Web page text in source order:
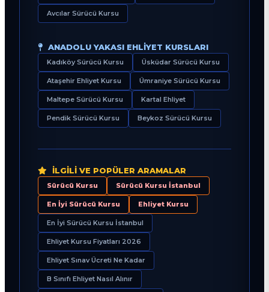
Avcılar Sürücü Kursu
ANADOLU YAKASI EHLIYET KURSLARI
Kadıköy Sürücü Kursu Üsküdar Sürücü Kursu
Ataşehir Ehliyet Kursu Ümraniye Sürücü Kursu
Maltepe Sürücü Kursu Kartal Ehliyet
Pendik Sürücü Kursu Beykoz Sürücü Kursu
İLGILI VE POPÜLER ARAMALAR
Sürücü Kursu Sürücü Kursu İstanbul
En İyi Sürücü Kursu Ehliyet Kursu
En İyi Sürücü Kursu İstanbul
Ehliyet Kursu Fiyatları 2026
Ehliyet Sınav Ücreti Ne Kadar
B Sınıfı Ehliyet Nasıl Alınır